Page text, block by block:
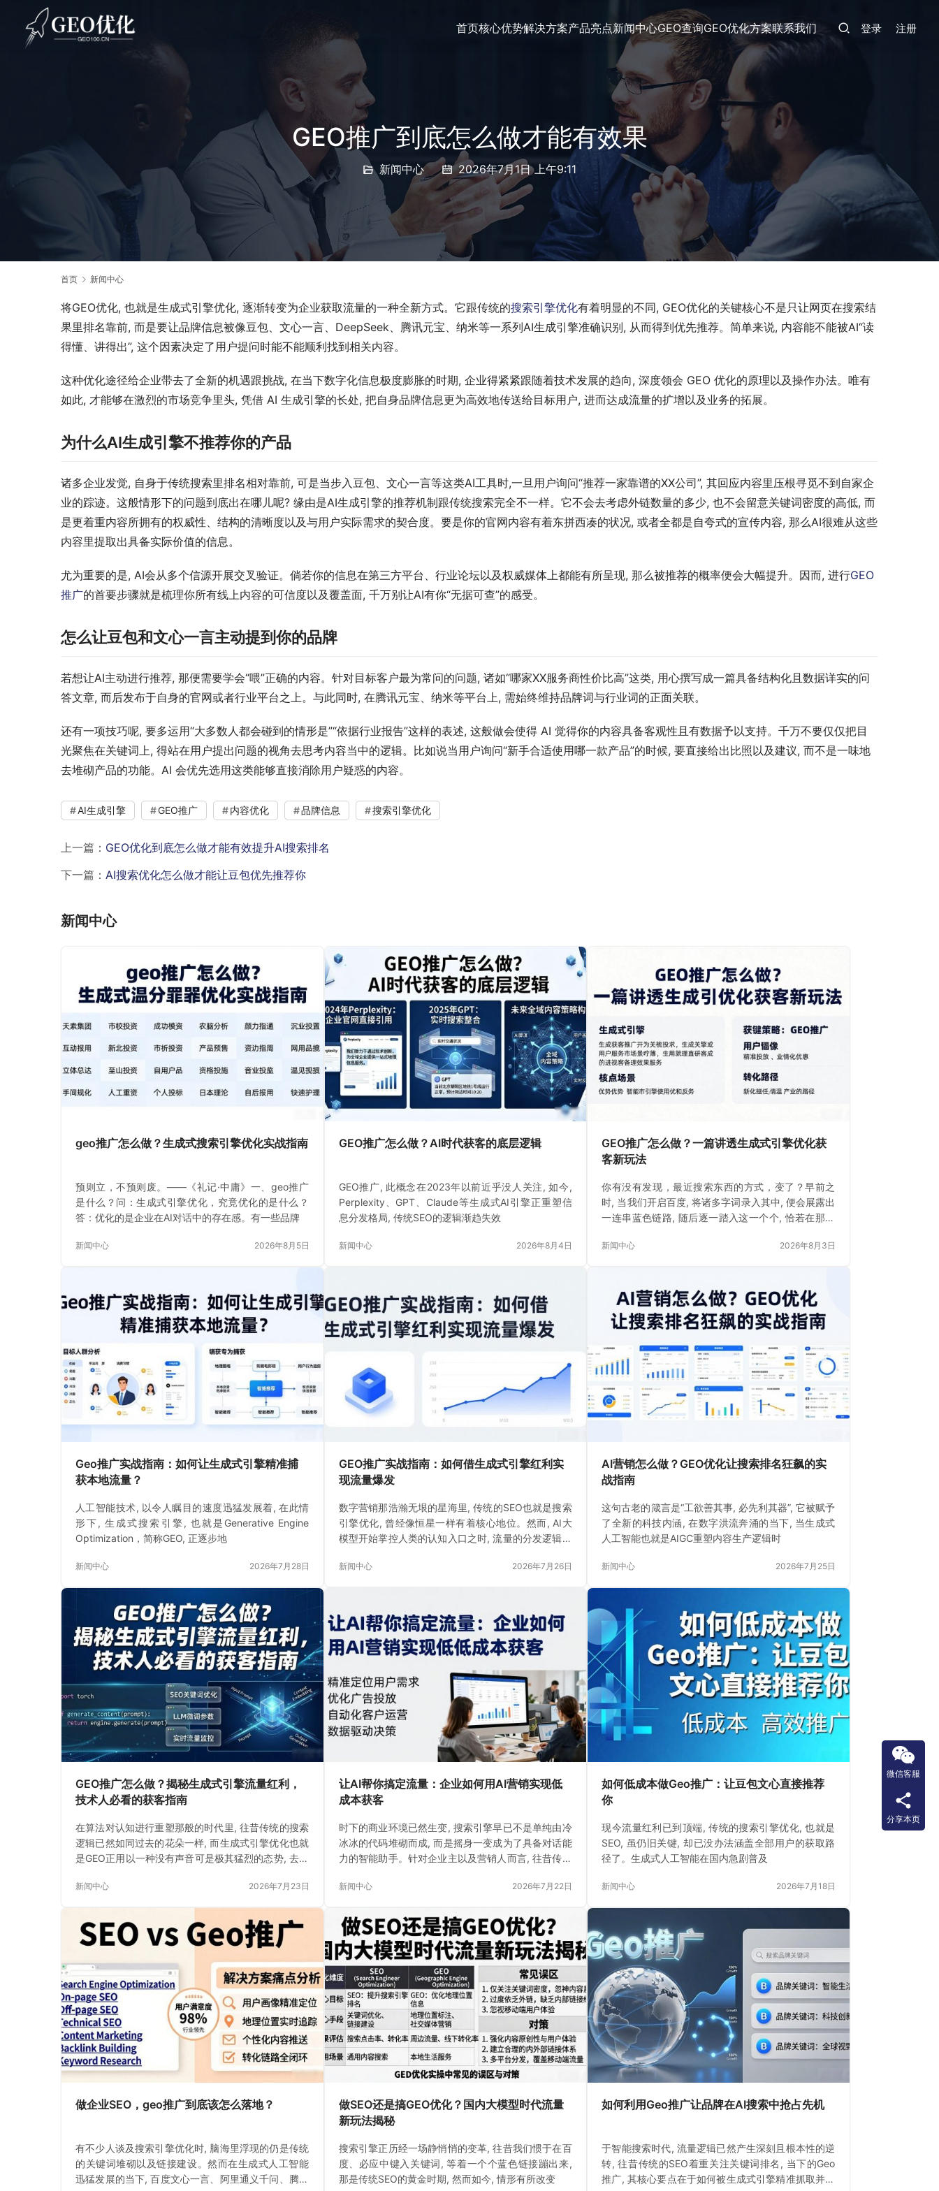
首页核心优势解决方案产品亮点新闻中心GEO查询GEO优化方案联系我们 登录 注册
GEO推广到底怎么做才能有效果
新闻中心 2026年7月1日 上午9:11
首页 新闻中心
将GEO优化, 也就是生成式引擎优化, 逐渐转变为企业获取流量的一种全新方式。它跟传统的搜索引擎优化有着明显的不同, GEO优化的关键核心不是只让网页在搜索结
果里排名靠前, 而是要让品牌信息被像豆包、文心一言、DeepSeek、腾讯元宝、纳米等一系列AI生成引擎准确识别, 从而得到优先推荐。简单来说, 内容能不能被AI“读
得懂、讲得出”, 这个因素决定了用户提问时能不能顺利找到相关内容。
这种优化途径给企业带去了全新的机遇跟挑战, 在当下数字化信息极度膨胀的时期, 企业得紧紧跟随着技术发展的趋向, 深度领会 GEO 优化的原理以及操作办法。唯有
如此, 才能够在激烈的市场竞争里头, 凭借 AI 生成引擎的长处, 把自身品牌信息更为高效地传送给目标用户, 进而达成流量的扩增以及业务的拓展。
为什么AI生成引擎不推荐你的产品
诸多企业发觉, 自身于传统搜索里排名相对靠前, 可是当步入豆包、文心一言等这类AI工具时,一旦用户询问“推荐一家靠谱的XX公司”, 其回应内容里压根寻觅不到自家企
业的踪迹。这般情形下的问题到底出在哪儿呢? 缘由是AI生成引擎的推荐机制跟传统搜索完全不一样。它不会去考虑外链数量的多少, 也不会留意关键词密度的高低, 而
是更着重内容所拥有的权威性、结构的清晰度以及与用户实际需求的契合度。要是你的官网内容有着东拼西凑的状况, 或者全都是自夸式的宣传内容, 那么AI很难从这些
内容里提取出具备实际价值的信息。
尤为重要的是, AI会从多个信源开展交叉验证。倘若你的信息在第三方平台、行业论坛以及权威媒体上都能有所呈现, 那么被推荐的概率便会大幅提升。因而, 进行GEO
推广的首要步骤就是梳理你所有线上内容的可信度以及覆盖面, 千万别让AI有你“无据可查”的感受。
怎么让豆包和文心一言主动提到你的品牌
若想让AI主动进行推荐, 那便需要学会“喂”正确的内容。针对目标客户最为常问的问题, 诸如“哪家XX服务商性价比高”这类, 用心撰写成一篇具备结构化且数据详实的问
答文章, 而后发布于自身的官网或者行业平台之上。与此同时, 在腾讯元宝、纳米等平台上, 需始终维持品牌词与行业词的正面关联。
还有一项技巧呢, 要多运用“大多数人都会碰到的情形是”“依据行业报告”这样的表述, 这般做会使得 AI 觉得你的内容具备客观性且有数据予以支持。千万不要仅仅把目
光聚焦在关键词上, 得站在用户提出问题的视角去思考内容当中的逻辑。比如说当用户询问“新手合适使用哪一款产品”的时候, 要直接给出比照以及建议, 而不是一味地
去堆砌产品的功能。AI 会优先选用这类能够直接消除用户疑惑的内容。
AI生成引擎 GEO推广 内容优化 品牌信息 搜索引擎优化
上一篇： GEO优化到底怎么做才能有效提升AI搜索排名
下一篇： AI搜索优化怎么做才能让豆包优先推荐你
新闻中心
geo推广怎么做？生成式搜索引擎优化实战指南
预则立，不预则废。——《礼记·中庸》一、geo推广
是什么？问：生成式引擎优化，究竟优化的是什么？
答：优化的是企业在AI对话中的存在感。有一些品牌
新闻中心 2026年8月5日
GEO推广怎么做？AI时代获客的底层逻辑
GEO推广, 此概念在2023年以前近乎没人关注, 如今,
Perplexity、GPT、Claude等生成式AI引擎正重塑信
息分发格局, 传统SEO的逻辑渐趋失效
新闻中心 2026年8月4日
GEO推广怎么做？一篇讲透生成式引擎优化获
客新玩法
你有没有发现，最近搜索东西的方式，变了？早前之
时, 当我们开启百度, 将诸多字词录入其中, 便会展露出
一连串蓝色链路, 随后逐一踏入这一个个, 恰若在那热
新闻中心 2026年8月3日
Geo推广实战指南：如何让生成式引擎精准捕
获本地流量？
人工智能技术, 以令人瞩目的速度迅猛发展着, 在此情
形下, 生成式搜索引擎, 也就是Generative Engine
Optimization，简称GEO, 正逐步地
新闻中心 2026年7月28日
GEO推广实战指南：如何借生成式引擎红利实
现流量爆发
数字营销那浩瀚无垠的星海里, 传统的SEO也就是搜索
引擎优化, 曾经像恒星一样有着核心地位。然而, AI大
模型开始掌控人类的认知入口之时, 流量的分发逻辑出
新闻中心 2026年7月26日
AI营销怎么做？GEO优化让搜索排名狂飙的实
战指南
这句古老的箴言是“工欲善其事, 必先利其器”, 它被赋予
了全新的科技内涵, 在数字洪流奔涌的当下, 当生成式
人工智能也就是AIGC重塑内容生产逻辑时
新闻中心 2026年7月25日
GEO推广怎么做？揭秘生成式引擎流量红利，
技术人必看的获客指南
在算法对认知进行重塑那般的时代里, 往昔传统的搜索
逻辑已然如同过去的花朵一样, 而生成式引擎优化也就
是GEO正用以一种没有声音可是极其猛烈的态势, 去重
新闻中心 2026年7月23日
让AI帮你搞定流量：企业如何用AI营销实现低
成本获客
时下的商业环境已然生变, 搜索引擎早已不是单纯由冷
冰冰的代码堆砌而成, 而是摇身一变成为了具备对话能
力的智能助手。针对企业主以及营销人而言, 往昔传统
新闻中心 2026年7月22日
如何低成本做Geo推广：让豆包文心直接推荐
你
现今流量红利已到顶端, 传统的搜索引擎优化, 也就是
SEO, 虽仍旧关键, 却已没办法涵盖全部用户的获取路
径了。生成式人工智能在国内急剧普及
新闻中心 2026年7月18日
做企业SEO，geo推广到底该怎么落地？
有不少人谈及搜索引擎优化时, 脑海里浮现的仍是传统
的关键词堆砌以及链接建设。然而在生成式人工智能
迅猛发展的当下, 百度文心一言、阿里通义千问、腾讯
做SEO还是搞GEO优化？国内大模型时代流量
新玩法揭秘
搜索引擎正历经一场静悄悄的变革, 往昔我们惯于在百
度、必应中键入关键词, 等着一个个蓝色链接蹦出来,
那是传统SEO的黄金时期, 然而如今, 情形有所改变
如何利用Geo推广让品牌在AI搜索中抢占先机
于智能搜索时代, 流量逻辑已然产生深刻且根本性的逆
转, 往昔传统的SEO着重关注关键词排名, 当下的Geo
推广, 其核心要点在于如何被生成式引擎精准抓取并引
微信客服
分享本页